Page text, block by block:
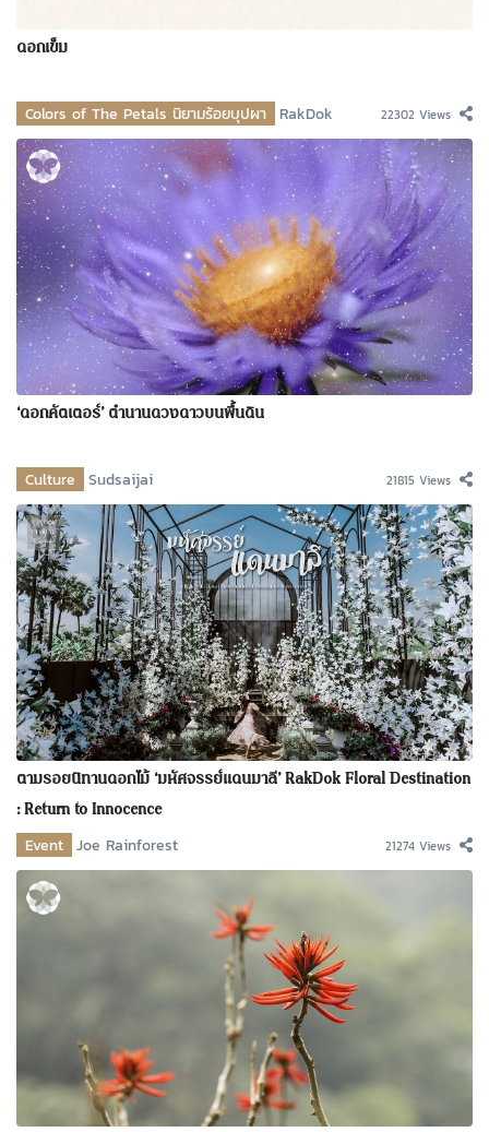
ดอกเข็ม
Colors of The Petals นิยามร้อยบุปผา RakDok 22302 Views
‘ดอกคัตเตอร์’ ตำนานดวงดาวบนพื้นดิน
Culture Sudsaijai 21815 Views
ตามรอยนิทานดอกไม้ ‘มหัศจรรย์แดนมาลี’ RakDok Floral Destination
: Return to Innocence
Event Joe Rainforest 21274 Views